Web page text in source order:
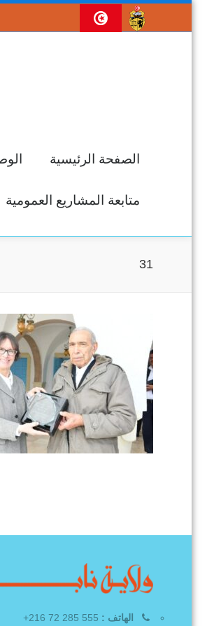
الصفحة الرئيسية
متابعة المشاريع العمومية
31
الهاتف :